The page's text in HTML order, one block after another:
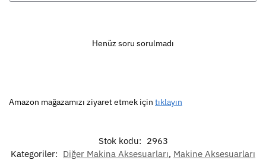
Henüz soru sorulmadı
Amazon mağazamızı ziyaret etmek için tıklayın
Stok kodu: 2963
Kategoriler: Diğer Makina Aksesuarları, Makine Aksesuarları